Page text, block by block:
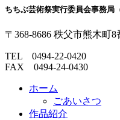
ちちぶ芸術祭実行委員会事務局
〒368-8686 秩父市熊木町8
TEL 0494-22-0420
FAX 0494-24-0430
ホーム
ごあいさつ
作品紹介